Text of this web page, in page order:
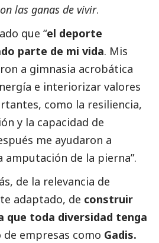
las ganas de vivir.
que “el deporte
parte de mi vida. Mis
a gimnasia acrobática
e interiorizar valores
como la resiliencia,
y la capacidad de
me ayudaron a
amputación de la pierna”.
de la relevancia de
adaptado, de construir
que toda diversidad tenga
de empresas como Gadis.